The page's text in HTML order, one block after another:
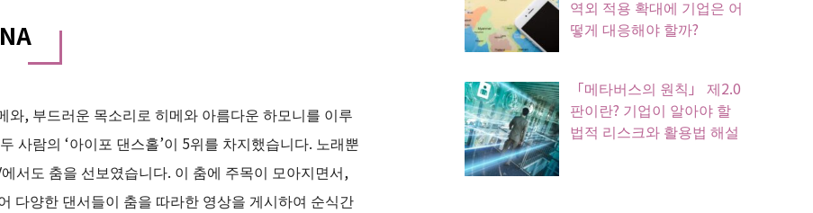
, 부드러운 목소리로 히메와 아름다운 하모니를 이루
사람의 ‘아이포 댄스홀’이 5위를 차지했습니다. 노래뿐
서도 춤을 선보였습니다. 이 춤에 주목이 모아지면서,
다양한 댄서들이 춤을 따라한 영상을 게시하여 순식간
역외 적용 확대에 기업은 어
떻게 대응해야 할까?
「메타버스의 원칙」 제2.0
판이란? 기업이 알아야 할
법적 리스크와 활용법 해설